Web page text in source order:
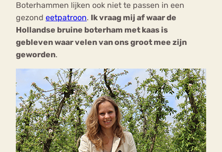
Boterhammen lijken ook niet te passen in een
gezond eetpatroon. Ik vraag mij af waar de
Hollandse bruine boterham met kaas is
gebleven waar velen van ons groot mee zijn
geworden.